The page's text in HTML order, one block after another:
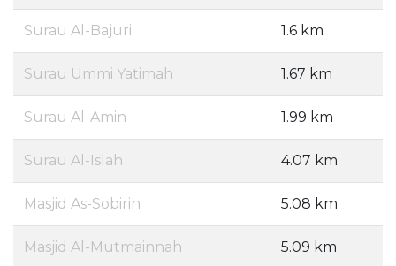
Surau Al-Bajuri 1.6 km
Surau Ummi Yatimah 1.67 km
Surau Al-Amin 1.99 km
Surau Al-Islah 4.07 km
Masjid As-Sobirin 5.08 km
Masjid Al-Mutmainnah 5.09 km